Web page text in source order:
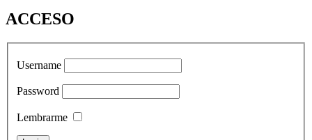
ACCESO
Username
Password
Lembrarme